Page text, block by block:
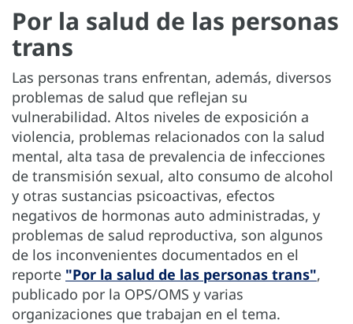
Por la salud de las personas
trans
Las personas trans enfrentan, además, diversos
problemas de salud que reflejan su
vulnerabilidad. Altos niveles de exposición a
violencia, problemas relacionados con la salud
mental, alta tasa de prevalencia de infecciones
de transmisión sexual, alto consumo de alcohol
y otras sustancias psicoactivas, efectos
negativos de hormonas auto administradas, y
problemas de salud reproductiva, son algunos
de los inconvenientes documentados en el
reporte "Por la salud de las personas trans",
publicado por la OPS/OMS y varias
organizaciones que trabajan en el tema.